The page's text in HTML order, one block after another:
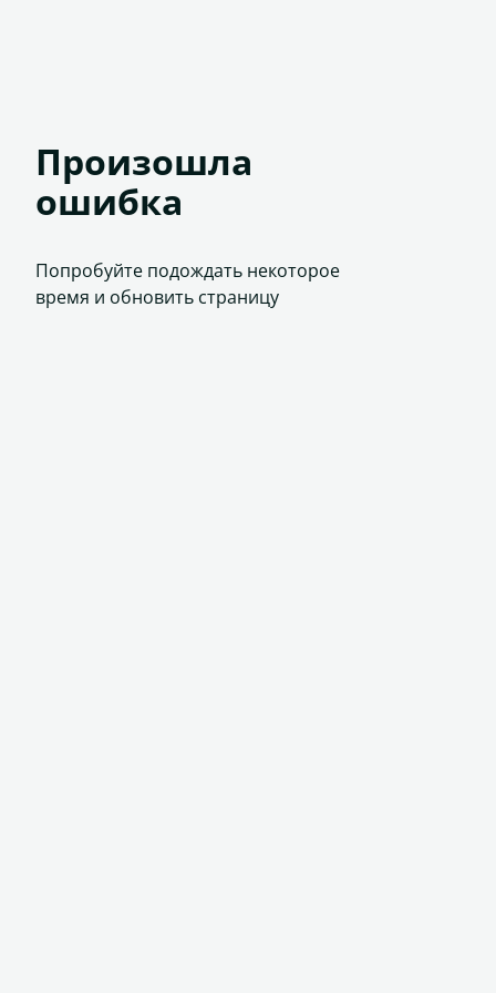
Произошла
ошибка
Попробуйте подождать некоторое
время и обновить страницу